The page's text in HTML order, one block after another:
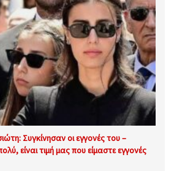
Συγκίνησαν οι εγγονές του –
είναι τιμή μας που είμαστε εγγονές